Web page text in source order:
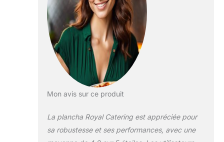
Mon avis sur ce produit
La plancha Royal Catering est appréciée pour
sa robustesse et ses performances, avec une